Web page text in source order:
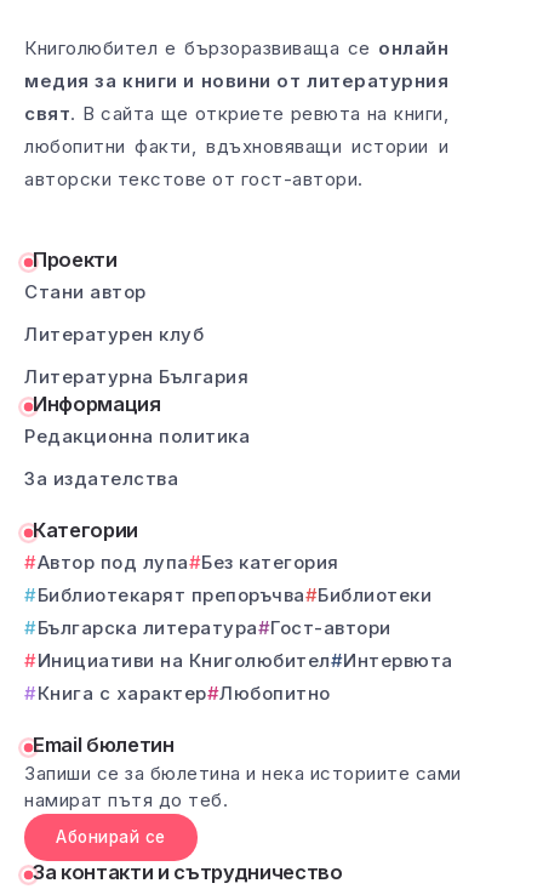
Книголюбител е бързоразвиваща се онлайн
медия за книги и новини от литературния
свят. В сайта ще откриете ревюта на книги,
любопитни факти, вдъхновяващи истории и
авторски текстове от гост-автори.
Проекти
Стани автор
Литературен клуб
Литературна България
Информация
Редакционна политика
За издателства
Категории
Автор под лупа
Без категория
Библиотекарят препоръчва
Библиотеки
Българска литература
Гост-автори
Инициативи на Книголюбител
Интервюта
Книга с характер Любопитно
Email бюлетин
Запиши се за бюлетина и нека историите сами
намират пътя до теб.
Абонирай се
За контакти и сътрудничество